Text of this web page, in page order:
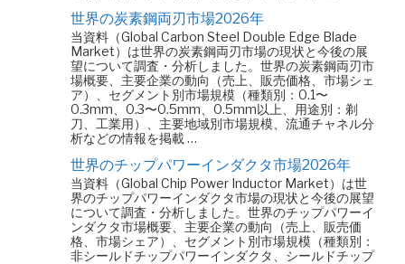
世界の炭素鋼両刃市場2026年
当資料（Global Carbon Steel Double Edge Blade
Market）は世界の炭素鋼両刃市場の現状と今後の展
望について調査・分析しました。世界の炭素鋼両刃市
場概要、主要企業の動向（売上、販売価格、市場シェ
ア）、セグメント別市場規模（種類別：0.1〜
0.3mm、0.3〜0.5mm、0.5mm以上、用途別：剃
刀、工業用）、主要地域別市場規模、流通チャネル分
析などの情報を掲載 …
世界のチップパワーインダクタ市場2026年
当資料（Global Chip Power Inductor Market）は世
界のチップパワーインダクタ市場の現状と今後の展望
について調査・分析しました。世界のチップパワーイ
ンダクタ市場概要、主要企業の動向（売上、販売価
格、市場シェア）、セグメント別市場規模（種類別：
非シールドチップパワーインダクタ、シールドチップ